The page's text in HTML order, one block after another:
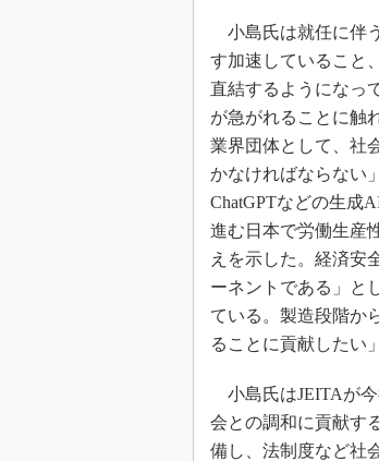
小島氏は就任に伴
す加速していること
直結するようになっ
が急がれることに触
業界団体として、社
かなければならない
ChatGPTなどの生成
進む日本で労働生産
えを示した。経済安
ーネントである」と
ている。製造段階か
ることに貢献したい
小島氏はJEITAが今
会との調和に貢献す
備し、法制度など社